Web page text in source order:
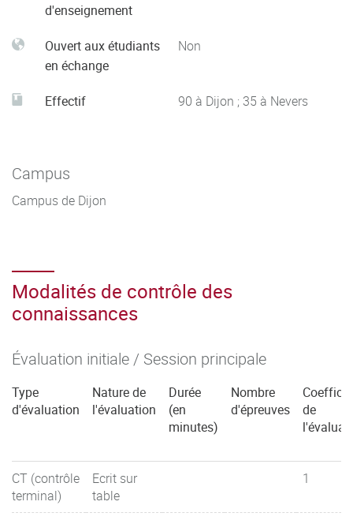
d'enseignement
Ouvert aux étudiants
en échange
Non
Effectif 90 à Dijon ; 35 à Nevers
Campus
Campus de Dijon
Modalités de contrôle des
connaissances
Évaluation initiale / Session principale
Type
d'évaluation
Nature de
l'évaluation
Durée
(en
minutes)
Nombre
d'épreuves
de
CT (contrôle
terminal)
Ecrit sur
table
1